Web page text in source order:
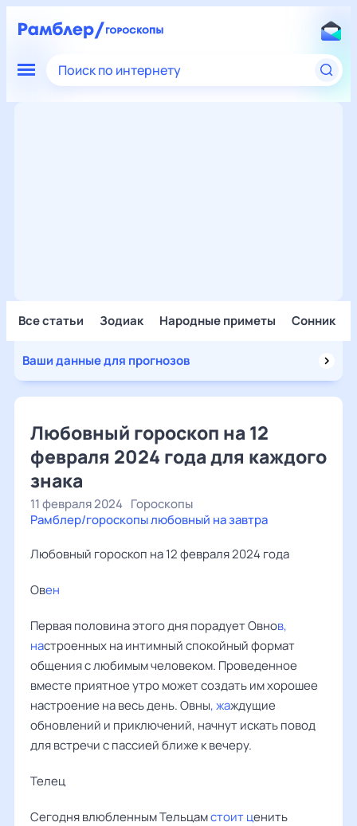
Поиск по интернету
Все статьи Зодиак Народные приметы Сонник
Ваши данные для прогнозов
Любовный гороскоп на 12
февраля 2024 года для каждого
знака
11 февраля 2024 Гороскопы
Рамблер/гороскопы любовный на завтра
Любовный гороскоп на 12 февраля 2024 года
Овен ‌
Первая половина этого дня порадует Овнов,
настроенных на интимный спокойный формат
общения с любимым человеком. Проведенное
вместе приятное утро может создать им хорошее
настроение на весь день. Овны, жаждущие
обновлений и приключений, начнут искать повод
для встречи с пассией ближе к вечеру.
Телец
Сегодня влюбленным Тельцамстоит ценить